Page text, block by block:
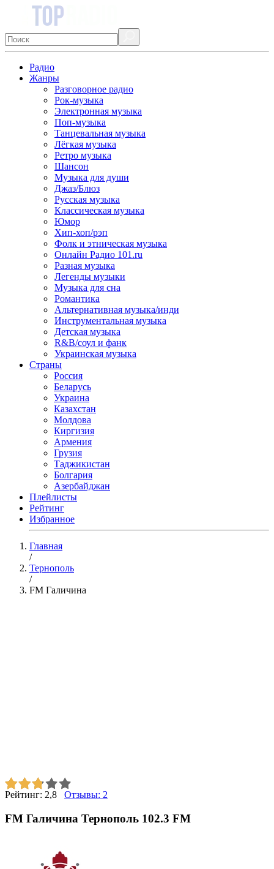
Радио
Жанры
Разговорное радио
Рок-музыка
Электронная музыка
Поп-музыка
Танцевальная музыка
Лёгкая музыка
Ретро музыка
Шансон
Музыка для души
Джаз/Блюз
Русская музыка
Классическая музыка
Юмор
Хип-хоп/рэп
Фолк и этническая музыка
Онлайн Радио 101.ru
Разная музыка
Легенды музыки
Музыка для сна
Романтика
Альтернативная музыка/инди
Инструментальная музыка
Детская музыка
R&B/cоул и фанк
Украинская музыка
Страны
Россия
Беларусь
Украина
Казахстан
Молдова
Киргизия
Армения
Грузия
Таджикистан
Болгария
Азербайджан
Плейлисты
Рейтинг
Избранное
Главная
/
Тернополь
/
FM Галичина
Рейтинг: 2,8 Отзывы: 2
FM Галичина Тернополь 102.3 FM